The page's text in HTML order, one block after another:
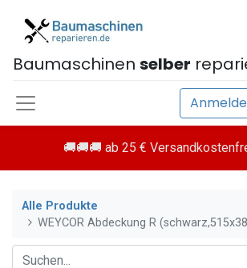
Baumaschinen selber
🚚🚚🚚 ab 25 €
Alle Produkte
WEYCOR Abdeckung R